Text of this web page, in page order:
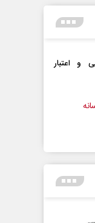
دروازه‌بانی اندوه در مسیر